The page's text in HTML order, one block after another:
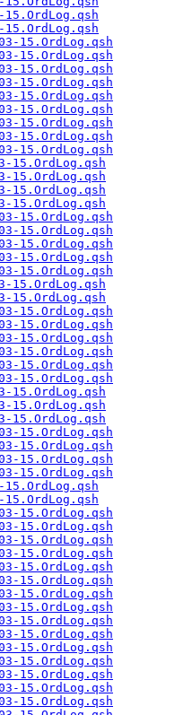
15.OrdLog.qsh
15.OrdLog.qsh
15.OrdLog.qsh
15.OrdLog.qsh
15.OrdLog.qsh
15.OrdLog.qsh
15.OrdLog.qsh
15.OrdLog.qsh
15.OrdLog.qsh
15.OrdLog.qsh
15.OrdLog.qsh
15.OrdLog.qsh
15.OrdLog.qsh
15.OrdLog.qsh
15.OrdLog.qsh
15.OrdLog.qsh
15.OrdLog.qsh
15.OrdLog.qsh
15.OrdLog.qsh
15.OrdLog.qsh
15.OrdLog.qsh
15.OrdLog.qsh
15.OrdLog.qsh
15.OrdLog.qsh
15.OrdLog.qsh
15.OrdLog.qsh
15.OrdLog.qsh
15.OrdLog.qsh
15.OrdLog.qsh
15.OrdLog.qsh
15.OrdLog.qsh
15.OrdLog.qsh
15.OrdLog.qsh
15.OrdLog.qsh
15.OrdLog.qsh
15.OrdLog.qsh
15.OrdLog.qsh
15.OrdLog.qsh
15.OrdLog.qsh
15.OrdLog.qsh
15.OrdLog.qsh
15.OrdLog.qsh
15.OrdLog.qsh
15.OrdLog.qsh
15.OrdLog.qsh
15.OrdLog.qsh
15.OrdLog.qsh
15.OrdLog.qsh